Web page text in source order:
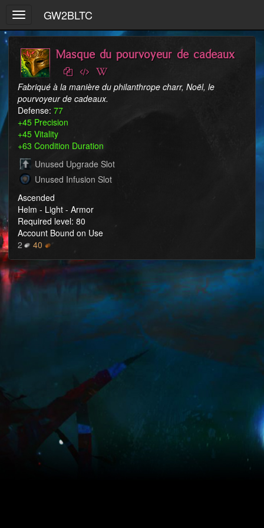
Toggle
navigation
GW2BLTC
Masque du pourvoyeur de cadeaux
Fabriqué à la manière du philanthrope charr, Noël, le
pourvoyeur de cadeaux.
Defense: 77
+45 Precision
+45 Vitality
+63 Condition Duration
Unused Upgrade Slot
Unused Infusion Slot
Ascended
Helm - Light - Armor
Required level: 80
Account Bound on Use
2
40